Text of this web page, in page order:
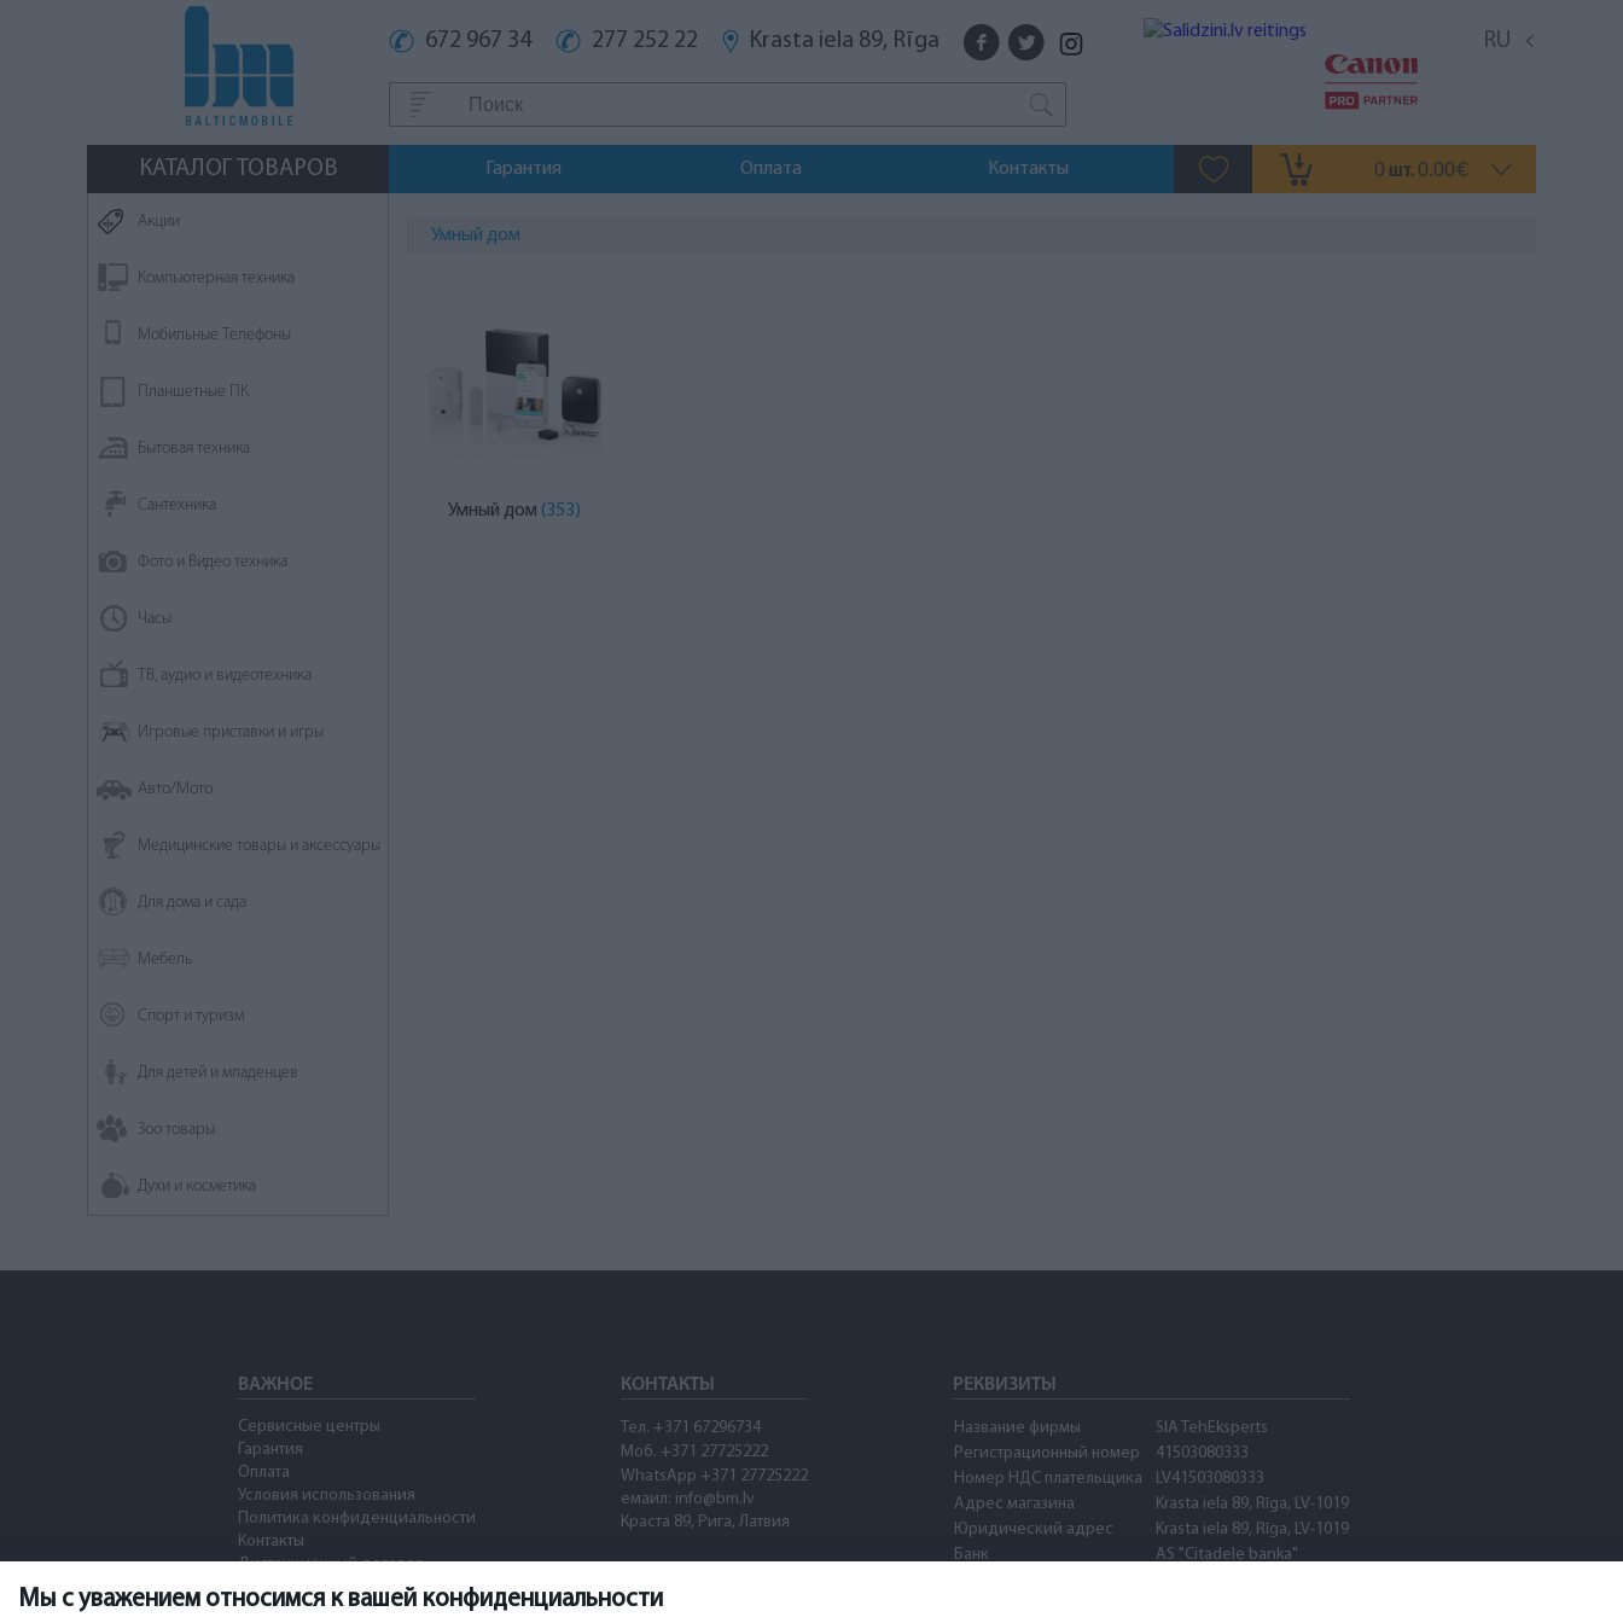
Мы с уважением относимся к вашей конфиденциальности
672 967 34 277 252 22 Krasta iela 89, Rīga RU
КАТАЛОГ ТОВАРОВ Гарантия Оплата Контакты 0 шт. 0.00€
Aкции
Компьютерная техника
Мобильные Телефоны
Планшетные ПК
Бытовая техника
Сантехника
Фото и Видео техника
Часы
ТВ, аудио и видеотехника
Игровые приставки и игры
Авто/Мото
Медицинские товары и аксессуары
Для дома и сада
Мебель
Спорт и туризм
Для детей и младенцев
Зоо товары
Духи и косметика
Умный дом
Умный дом (353)
ВАЖНОЕ
Сервисные центры
Гарантия
Оплата
Условия использования
Политика конфиденциальности
Контакты
Дистанционный договор
КОНТАКТЫ
Тел. +371 67296734
Моб. +371 27725222
WhatsApp +371 27725222
емаил: info@bm.lv
Краста 89, Рига, Латвия
РЕКВИЗИТЫ
Название фирмы
SIA TehEksperts
Регистрационный номер
41503080333
Номер НДС плательщика
LV41503080333
Адрес магазина
Krasta iela 89, Rīga, LV-1019
Юридический адрес
Krasta iela 89, Rīga, LV-1019
Банк
AS "Citadele banka"